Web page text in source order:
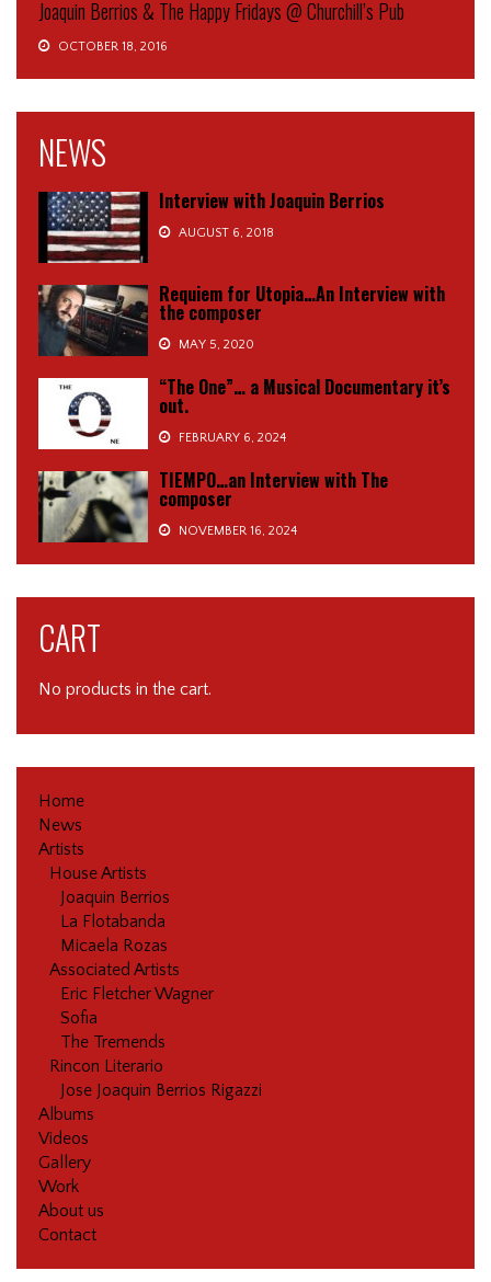
Joaquin Berrios & The Happy Fridays @ Churchill’s Pub
OCTOBER 18, 2016
NEWS
Interview with Joaquin Berrios
AUGUST 6, 2018
Requiem for Utopia…An Interview with
the composer
MAY 5, 2020
“The One”… a Musical Documentary it’s
out.
FEBRUARY 6, 2024
TIEMPO…an Interview with The
composer
NOVEMBER 16, 2024
CART
No products in the cart.
Home
News
Artists
House Artists
Joaquin Berrios
La Flotabanda
Micaela Rozas
Associated Artists
Eric Fletcher Wagner
Sofia
The Tremends
Rincon Literario
Jose Joaquin Berrios Rigazzi
Albums
Videos
Gallery
Work
About us
Contact